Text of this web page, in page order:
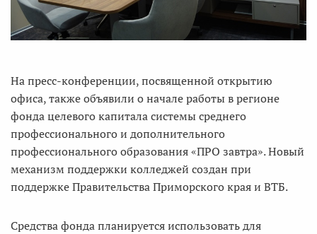
На пресс-конференции, посвященной открытию
офиса, также объявили о начале работы в регионе
фонда целевого капитала системы среднего
профессионального и дополнительного
профессионального образования «ПРО завтра». Новый
механизм поддержки колледжей создан при
поддержке Правительства Приморского края и ВТБ.
Средства фонда планируется использовать для